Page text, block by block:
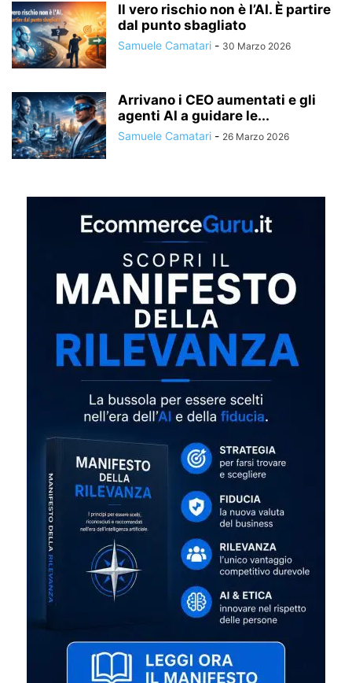
Il vero rischio non è l’AI. È partire
dal punto sbagliato
Samuele Camatari - 30 Marzo 2026
Arrivano i CEO aumentati e gli
agenti AI a guidare le...
Samuele Camatari - 26 Marzo 2026